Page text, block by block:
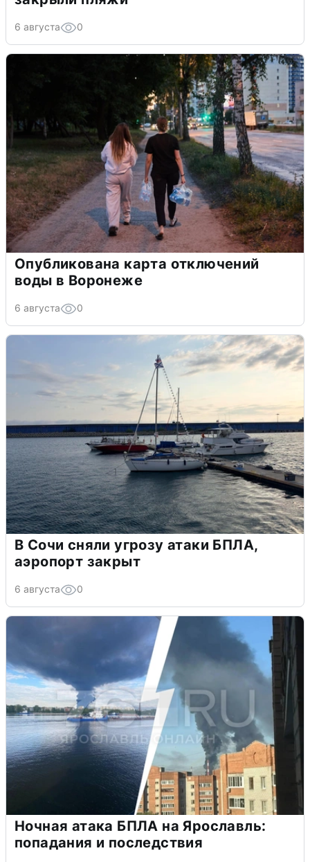
6 августа 0
Опубликована карта отключений
воды в Воронеже
6 августа 0
В Сочи сняли угрозу атаки БПЛА,
аэропорт закрыт
6 августа 0
Ночная атака БПЛА на Ярославль:
попадания и последствия